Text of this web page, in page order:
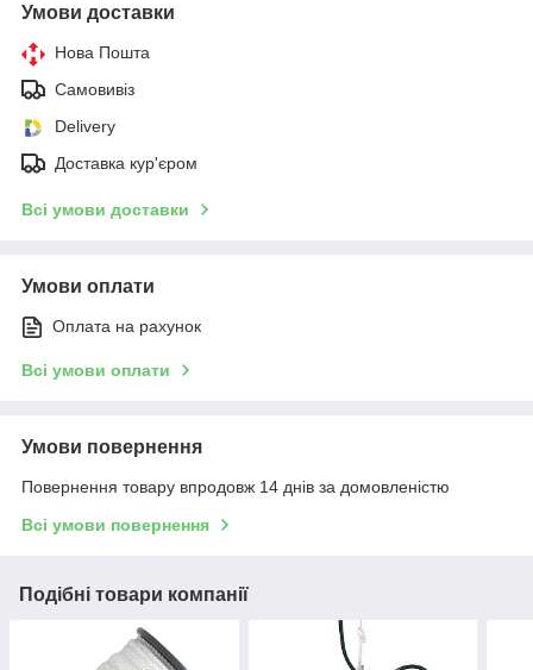
Умови доставки
Нова Пошта
Самовивіз
Delivery
Доставка кур'єром
Всі умови доставки
Умови оплати
Оплата на рахунок
Всі умови оплати
Умови повернення
Повернення товару впродовж 14 днів за домовленістю
Всі умови повернення
Подібні товари компанії